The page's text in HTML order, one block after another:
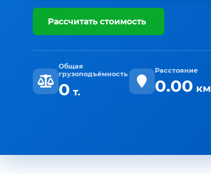
Рассчитать стоимость
Общая
грузоподъёмность
0 т.
Расстояние
0.00 км